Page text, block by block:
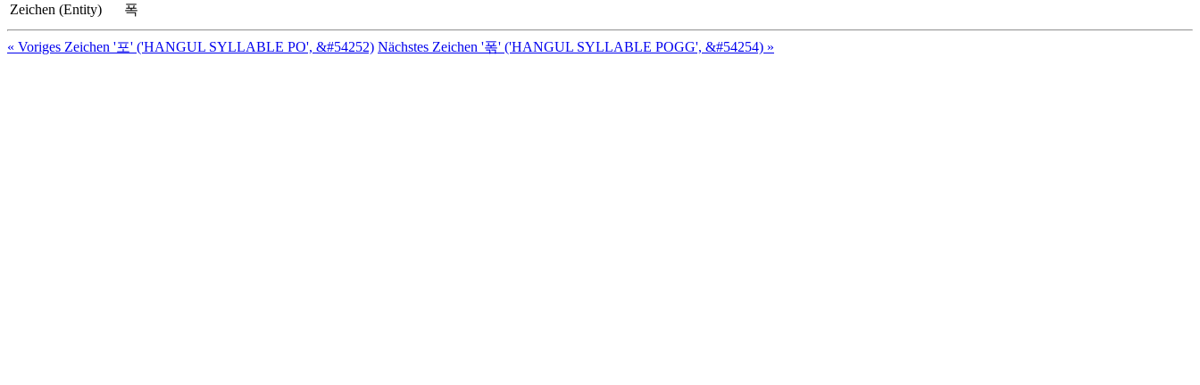
Zeichen (Entity)
폭
« Voriges Zeichen '포' ('HANGUL SYLLABLE PO', &#54252) Nächstes Zeichen '폮' ('HANGUL SYLLABLE POGG', &#54254) »